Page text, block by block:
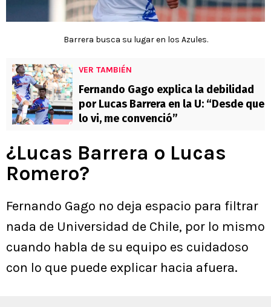
Barrera busca su lugar en los Azules.
VER TAMBIÉN
Fernando Gago explica la debilidad
por Lucas Barrera en la U: “Desde que
lo vi, me convenció”
¿Lucas Barrera o Lucas
Romero?
Fernando Gago no deja espacio para filtrar
nada de Universidad de Chile, por lo mismo
cuando habla de su equipo es cuidadoso
con lo que puede explicar hacia afuera.